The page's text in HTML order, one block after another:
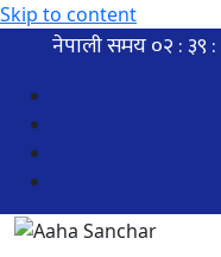
Skip to content